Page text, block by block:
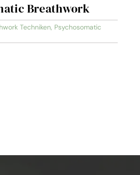
Breathwork
Techniken, Psychosomatic